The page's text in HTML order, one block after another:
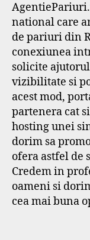
national care
de pariuri din
conexiunea
solicite
vizibilitate si
acest mod,
partenera cat
hosting unei
dorim sa
ofera astfel de
Credem in
oameni si
cea mai buna